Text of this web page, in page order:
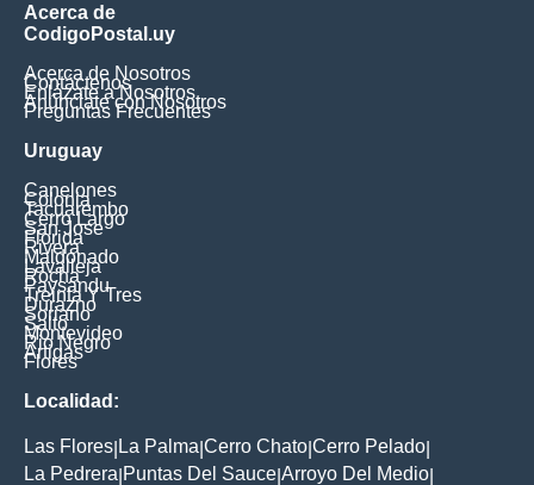
Acerca de
CodigoPostal.uy
Acerca de Nosotros
Contáctenos
Enlázate a Nosotros
Anúnciate con Nosotros
Preguntas Frecuentes
Uruguay
Canelones
Colonia
Tacuarembo
Cerro Largo
San Jose
Florida
Rivera
Maldonado
Lavalleja
Rocha
Paysandu
Treinta Y Tres
Durazno
Soriano
Salto
Montevideo
Rio Negro
Artigas
Flores
Localidad:
Las Flores La Palma Cerro Chato Cerro Pelado
La Pedrera Puntas Del Sauce Arroyo Del Medio